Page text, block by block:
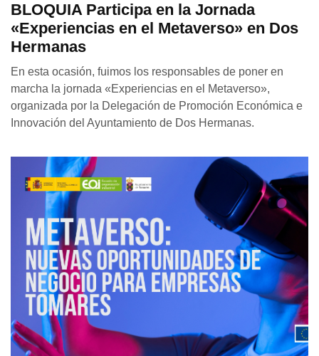
BLOQUIA Participa en la Jornada
«Experiencias en el Metaverso» en Dos
Hermanas
En esta ocasión, fuimos los responsables de poner en
marcha la jornada «Experiencias en el Metaverso»,
organizada por la Delegación de Promoción Económica e
Innovación del Ayuntamiento de Dos Hermanas.